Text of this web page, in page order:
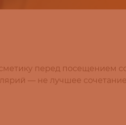
перед посещением
— не лучшее